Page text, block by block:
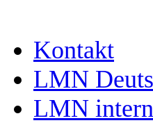
Kontakt
LMN
LMN intern